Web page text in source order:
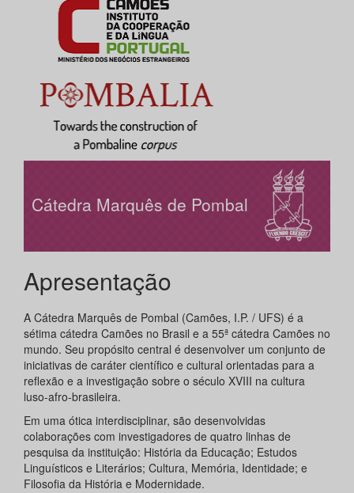
Cátedra Marquês de Pombal
Apresentação
A Cátedra Marquês de Pombal (Camões, I.P. / UFS) é a
sétima cátedra Camões no Brasil e a 55ª cátedra Camões no
mundo. Seu propósito central é desenvolver um conjunto de
iniciativas de caráter científico e cultural orientadas para a
reflexão e a investigação sobre o século XVIII na cultura
luso-afro-brasileira.
Em uma ótica interdisciplinar, são desenvolvidas
colaborações com investigadores de quatro linhas de
pesquisa da instituição: História da Educação; Estudos
Linguísticos e Literários; Cultura, Memória, Identidade; e
Filosofia da História e Modernidade.